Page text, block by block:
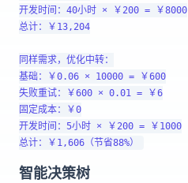
开发时间：40小时 × ￥200 = ￥8000
总计：￥13,204
同样需求，优化中转：
基础：￥0.06 × 10000 = ￥600
失败重试：￥600 × 0.01 = ￥6
固定成本：￥0
开发时间：5小时 × ￥200 = ￥1000
智能决策树